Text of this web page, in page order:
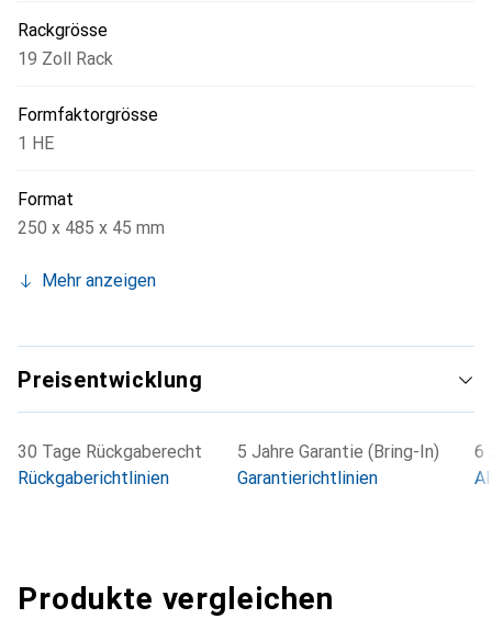
Rackgrösse
19 Zoll Rack
Formfaktorgrösse
1 HE
Format
250 x 485 x 45 mm
Mehr anzeigen
Preisentwicklung
30 Tage Rückgaberecht
Rückgaberichtlinien
5 Jahre Garantie (Bring-In)
Garantierichtlinien
6
Produkte vergleichen